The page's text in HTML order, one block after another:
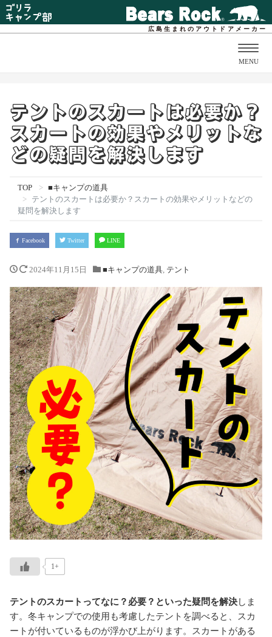
広島生まれのアウトドアメーカー
MENU
テントのスカートは必要か？
スカートの効果やメリットな
どの疑問を解決します
TOP
■キャンプの道具
テントのスカートは必要か？スカートの効果やメリットなどの
疑問を解決します
Facebook Twitter LINE
2024年11月15日 ■キャンプの道具, テント
1+
テントのスカートってなに？必要？といった疑問を解決しま
す。冬キャンプでの使用も考慮したテントを調べると、スカ
ートが付いているものが浮かび上がります。スカートがある